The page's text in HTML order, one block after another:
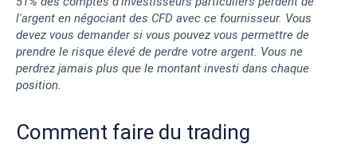
l'argent en négociant des CFD avec ce fournisseur. Vous
devez vous demander si vous pouvez vous permettre de
prendre le risque élevé de perdre votre argent. Vous ne
perdrez jamais plus que le montant investi dans chaque
position.
Comment faire du trading